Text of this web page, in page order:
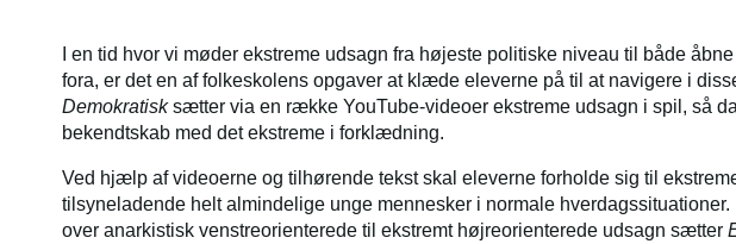
I en tid hvor vi møder ekstreme udsagn fra højeste politiske niveau til både
fora, er det en af folkeskolens opgaver at klæde eleverne på til at navigere i
Demokratisksætter via en række YouTube-videoer ekstreme udsagn i spil, så
bekendtskab med det ekstreme i forklædning.
Ved hjælp af videoerne og tilhørende tekst skal eleverne forholde sig til
tilsyneladende helt almindelige unge mennesker i normale
over anarkistisk venstreorienterede til ekstremt højreorienterede udsagn sætter